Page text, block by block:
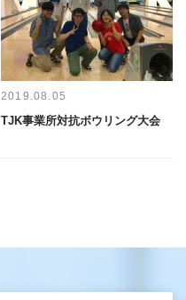
2019.08.05
TJK事業所対抗ボウリング大会